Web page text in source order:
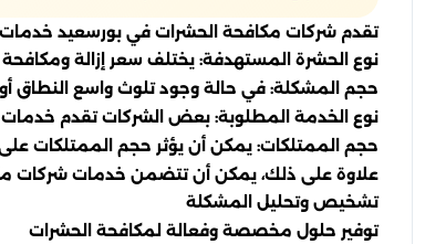
تقدم شركات مكافحة الحشرات في بورسعيد
نوع الحشرة المستهدفة: يختلف سعر إزالة
حجم المشكلة: في حالة وجود تلوث واسع النطاق
نوع الخدمة المطلوبة: بعض الشركات تقدم خدمات
حجم الممتلكات: يمكن أن يؤثر حجم الممتلكات
علاوة على ذلك، يمكن أن تتضمن خدمات شركات
تشخيص وتحليل المشكلة
توفير حلول مخصصة وفعالة لمكافحة الحشرات